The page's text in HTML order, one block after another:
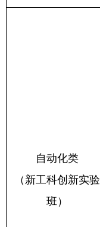
自动化类
（新工科创新实验
班）